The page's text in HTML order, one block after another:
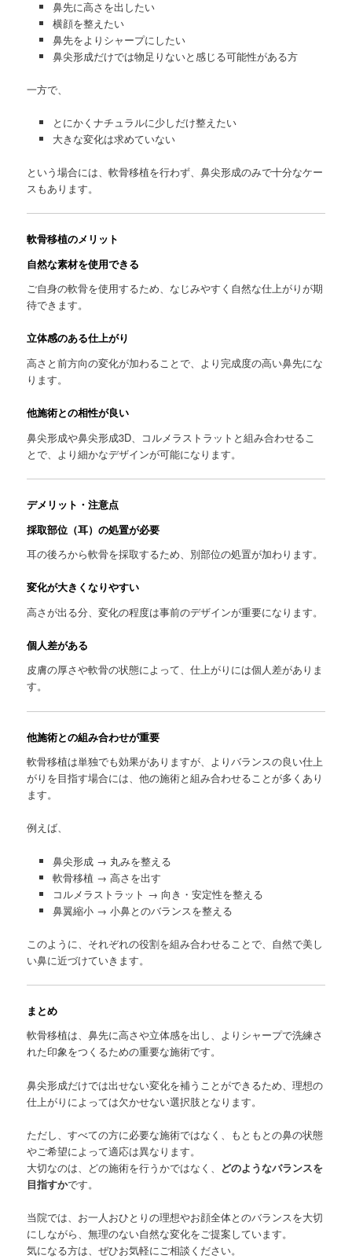
鼻先に高さを出したい
横顔を整えたい
鼻先をよりシャープにしたい
鼻尖形成だけでは物足りないと感じる可能性がある方
一方で、
とにかくナチュラルに少しだけ整えたい
大きな変化は求めていない
という場合には、軟骨移植を行わず、鼻尖形成のみで十分なケー
スもあります。
軟骨移植のメリット
自然な素材を使用できる
ご自身の軟骨を使用するため、なじみやすく自然な仕上がりが期
待できます。
立体感のある仕上がり
高さと前方向の変化が加わることで、より完成度の高い鼻先にな
ります。
他施術との相性が良い
鼻尖形成や鼻尖形成3D、コルメラストラットと組み合わせるこ
とで、より細かなデザインが可能になります。
デメリット・注意点
採取部位（耳）の処置が必要
耳の後ろから軟骨を採取するため、別部位の処置が加わります。
変化が大きくなりやすい
高さが出る分、変化の程度は事前のデザインが重要になります。
個人差がある
皮膚の厚さや軟骨の状態によって、仕上がりには個人差がありま
す。
他施術との組み合わせが重要
軟骨移植は単独でも効果がありますが、よりバランスの良い仕上
がりを目指す場合には、他の施術と組み合わせることが多くあり
ます。
例えば、
鼻尖形成 → 丸みを整える
軟骨移植 → 高さを出す
コルメラストラット → 向き・安定性を整える
鼻翼縮小 → 小鼻とのバランスを整える
このように、それぞれの役割を組み合わせることで、自然で美し
い鼻に近づけていきます。
まとめ
軟骨移植は、鼻先に高さや立体感を出し、よりシャープで洗練さ
れた印象をつくるための重要な施術です。
鼻尖形成だけでは出せない変化を補うことができるため、理想の
仕上がりによっては欠かせない選択肢となります。
ただし、すべての方に必要な施術ではなく、もともとの鼻の状態
やご希望によって適応は異なります。
大切なのは、どの施術を行うかではなく、
どのようなバランスを
目指すかです。
当院では、お一人おひとりの理想やお顔全体とのバランスを大切
にしながら、無理のない自然な変化をご提案しています。
気になる方は、ぜひお気軽にご相談ください。